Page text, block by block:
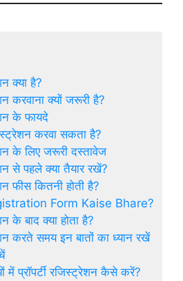
क्या है?
करवाना क्यों जरूरी है?
के फायदे
करवा सकता है?
के लिए जरूरी दस्तावेज
से पहले क्या तैयार रखें?
फीस कितनी होती है?
Form Kaise Bhare?
के बाद क्या होता है?
करते समय इन बातों का ध्यान रखें
में प्रॉपर्टी रजिस्ट्रेशन कैसे करें?